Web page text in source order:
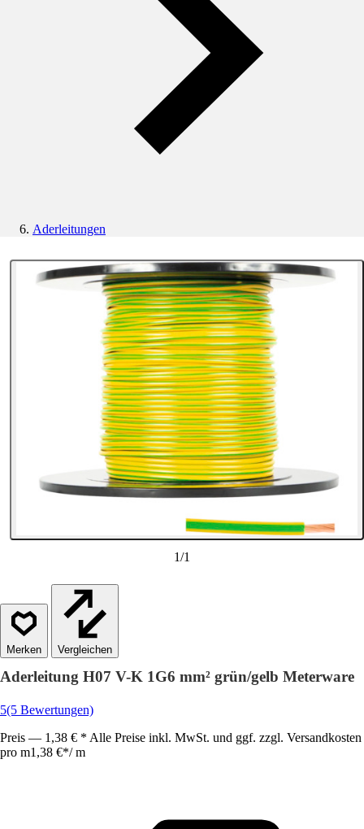
Aderleitungen
1/1
Vergleichen
Aderleitung H07 V-K 1G6 mm² grün/gelb Meterware
5(5 Bewertungen)
Preis — 1,38 € * Alle Preise inkl. MwSt. und ggf. zzgl. Versandkosten
pro m1,38 €*/ m